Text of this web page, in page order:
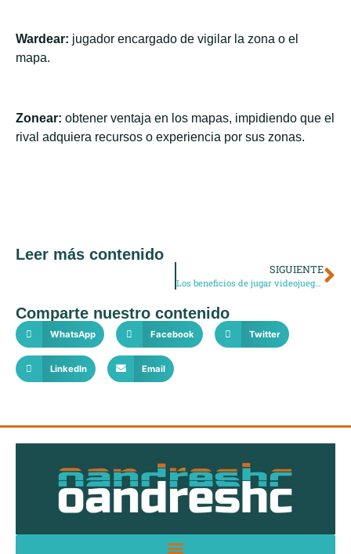
Wardear: jugador encargado de vigilar la zona o el
mapa.
Zonear: obtener ventaja en los mapas, impidiendo que el
rival adquiera recursos o experiencia por sus zonas.
Leer más contenido
SIGUIENTE
Los beneficios de jugar videojuegos
Comparte nuestro contenido
WhatsApp Facebook Twitter
LinkedIn Email